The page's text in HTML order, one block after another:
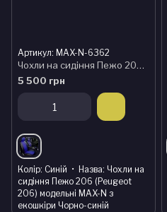
Артикул: MAX-N-6362
Чохли на сидіння Пежо 206 (Peugeot 206) модельні MAX-N з екошкіри Чорно-синій
5 500 грн
Колір Синій Назва Чохли на
сидіння Пежо 206 (Peugeot
206) модельні MAX-N з
екошкіри Чорно-синій